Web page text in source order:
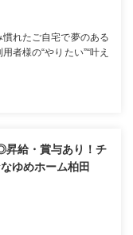
れたご自宅で夢のある
者様の“やりたい”“叶え
昇給・賞与あり！チ
ゆめホーム柏田